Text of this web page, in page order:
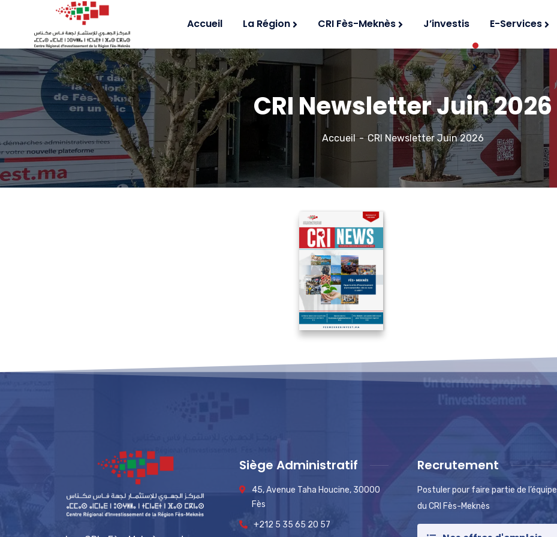
Accueil La Région CRI Fès-Meknès J’investis E-Services
CRI Newsletter Juin 2026
Accueil CRI Newsletter Juin 2026
Siège Administratif
45, Avenue Taha Houcine, 30000
Fès
+212 5 35 65 20 57
Recrutement
Postuler pour faire partie de l’équipe
du CRI Fès-Meknès